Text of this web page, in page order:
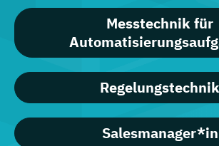
Messtechnik für
Regelungstechnik
Salesmanager*in